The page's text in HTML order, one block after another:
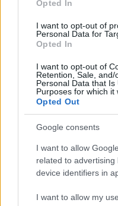
grant or deny consent to
consent section.
Opted In
I want to opt-out of
Personal Data for
Opted In
I want to opt-out of
Retention, Sale,
Personal Data that
Purposes for which it
Opted Out
Google consents
I want to allow
related to
device identifiers in
I want to allow my
News Hub UK
Lgbtq News
Investeren 24
NL Newz